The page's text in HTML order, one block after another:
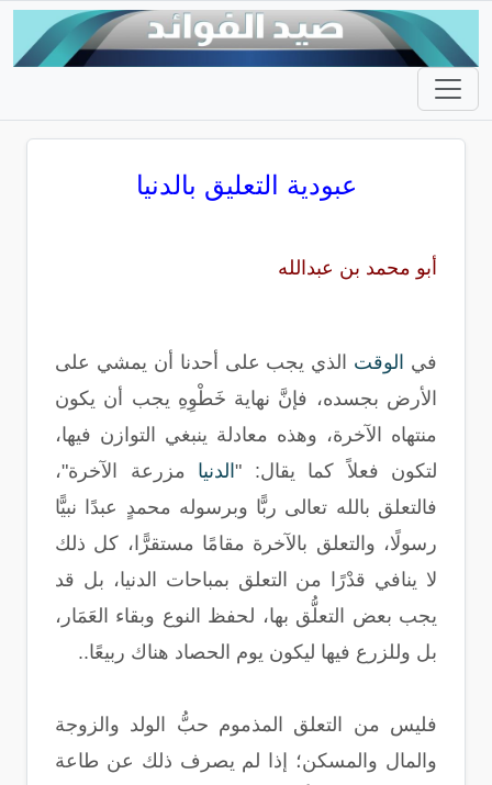
عبودية التعليق بالدنيا
أبو محمد بن عبدالله
في الوقت
الذي يجب على أحدنا أن يمشي على
الأرض بجسده، فإنَّ نهاية خَطْوِهِ يجب أن يكون
منتهاه الآخرة، وهذه معادلة ينبغي التوازن فيها،
لتكون فعلاً كما يقال: " الدنيا
مزرعة الآخرة"،
فالتعلق بالله تعالى ربًّا وبرسوله محمدٍ عبدًا نبيًّا
رسولًا، والتعلق بالآخرة مقامًا مستقرًّا، كل ذلك
لا ينافي قدْرًا من التعلق بمباحات الدنيا، بل قد
يجب بعض التعلُّق بها، لحفظ النوع وبقاء العَمَار،
بل وللزرع فيها ليكون يوم الحصاد هناك ربيعًا..
فليس من التعلق المذموم حبُّ الولد والزوجة
والمال والمسكن؛ إذا لم يصرف ذلك عن طاعة